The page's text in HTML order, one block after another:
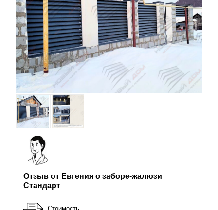
Отзыв от Евгения о заборе-жалюзи
Стандарт
Стоимость